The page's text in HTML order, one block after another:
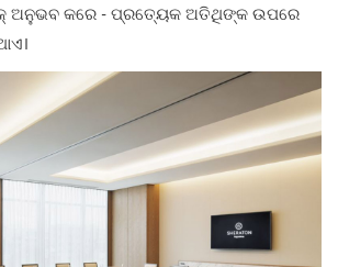
ଅନୁଭବ କରେ - ପ୍ରତ୍ୟେକ ଅତିଥିଙ୍କ ଉପରେ